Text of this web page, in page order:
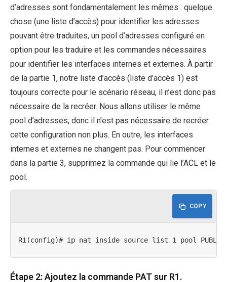
d’adresses sont fondamentalement les mêmes : quelque
chose (une liste d’accès) pour identifier les adresses
pouvant être traduites, un pool d’adresses configuré en
option pour les traduire et les commandes nécessaires
pour identifier les interfaces internes et externes. À partir
de la partie 1, notre liste d’accès (liste d’accès 1) est
toujours correcte pour le scénario réseau, il n’est donc pas
nécessaire de la recréer. Nous allons utiliser le même
pool d’adresses, donc il n’est pas nécessaire de recréer
cette configuration non plus. En outre, les interfaces
internes et externes ne changent pas. Pour commencer
dans la partie 3, supprimez la commande qui lie l’ACL et le
pool.
COPY
R1(config)# ip nat inside source list 1 pool
Étape 2: Ajoutez la commande PAT sur R1.